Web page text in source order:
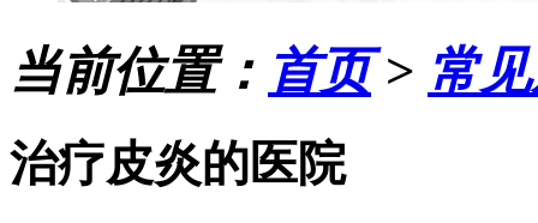
当前位置： 首页> 常
治疗皮炎的医院